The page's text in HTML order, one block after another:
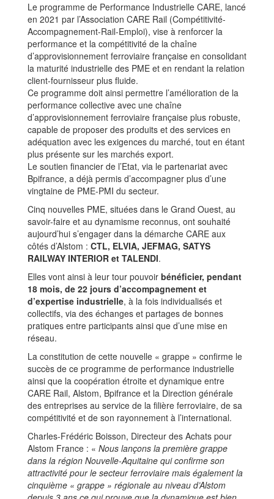
Le programme de Performance Industrielle CARE, lancé
en 2021 par l’Association CARE Rail (Compétitivité-
Accompagnement-Rail-Emploi), vise à renforcer la
performance et la compétitivité de la chaîne
d’approvisionnement ferroviaire française en consolidant
la maturité industrielle des PME et en rendant la relation
client-fournisseur plus fluide.
Ce programme doit ainsi permettre l’amélioration de la
performance collective avec une chaîne
d’approvisionnement ferroviaire française plus robuste,
capable de proposer des produits et des services en
adéquation avec les exigences du marché, tout en étant
plus présente sur les marchés export.
Le soutien financier de l’Etat, via le partenariat avec
Bpifrance, a déjà permis d’accompagner plus d’une
vingtaine de PME-PMI du secteur.
Cinq nouvelles PME, situées dans le Grand Ouest, au
savoir-faire et au dynamisme reconnus, ont souhaité
aujourd’hui s’engager dans la démarche CARE aux
côtés d’Alstom : CTL, ELVIA, JEFMAG, SATYS
RAILWAY INTERIOR et TALENDI.
Elles vont ainsi à leur tour pouvoir bénéficier, pendant
18 mois, de 22 jours d’accompagnement et
d’expertise industrielle, à la fois individualisés et
collectifs, via des échanges et partages de bonnes
pratiques entre participants ainsi que d’une mise en
réseau.
La constitution de cette nouvelle « grappe » confirme le
succès de ce programme de performance industrielle
ainsi que la coopération étroite et dynamique entre
CARE Rail, Alstom, Bpifrance et la Direction générale
des entreprises au service de la filière ferroviaire, de sa
compétitivité et de son rayonnement à l’international.
Charles-Frédéric Boisson, Directeur des Achats pour
Alstom France : « Nous lançons la première grappe
dans la région Nouvelle-Aquitaine qui confirme son
attractivité pour le secteur ferroviaire mais également la
cinquième « grappe » régionale au niveau d’Alstom